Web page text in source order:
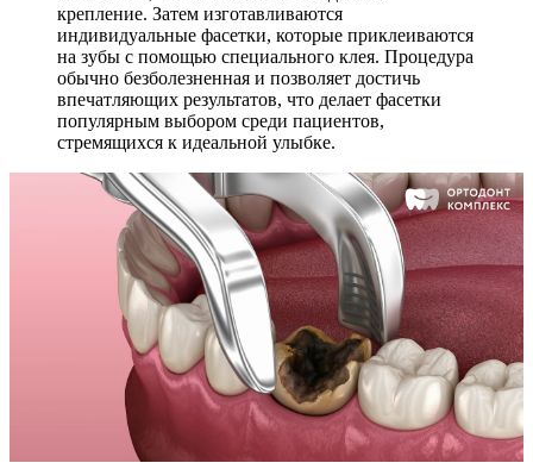
крепление. Затем изготавливаются
индивидуальные фасетки, которые приклеиваются
на зубы с помощью специального клея. Процедура
обычно безболезненная и позволяет достичь
впечатляющих результатов, что делает фасетки
популярным выбором среди пациентов,
стремящихся к идеальной улыбке.